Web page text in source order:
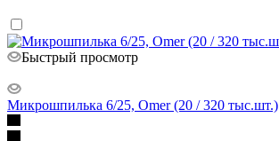
Быстрый просмотр
Микрошпилька 6/25, Omer (20 / 320 тыс.шт.)